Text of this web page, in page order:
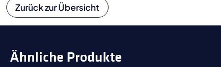
Zurück zur Übersicht
Ähnliche Produkte